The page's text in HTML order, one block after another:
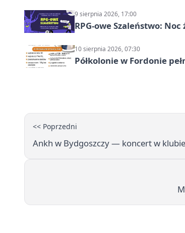
9 sierpnia 2026, 17:00
RPG-owe Szaleństwo:
10 sierpnia 2026, 07:30
Półkolonie w Fordonie
<< Poprzedni
Ankh w Bydgoszczy — koncert w